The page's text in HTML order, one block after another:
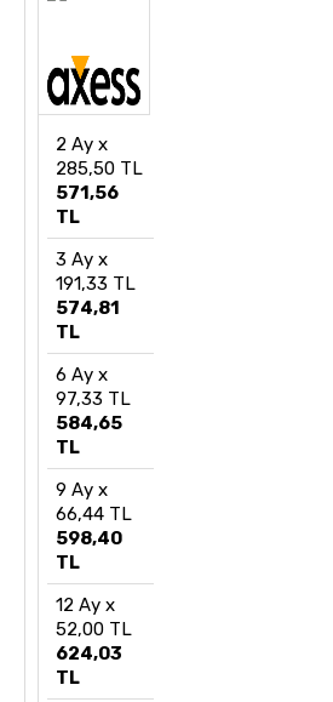
2 Ay x
285,50 TL
571,56
TL
3 Ay x
191,33 TL
574,81
TL
6 Ay x
97,33 TL
584,65
TL
9 Ay x
66,44 TL
598,40
TL
12 Ay x
52,00 TL
624,03
TL